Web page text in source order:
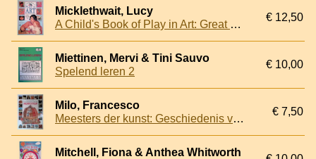
Micklethwait, Lucy
A Child's Book of Play in Art: Great Pictures, Great Fun
€ 12,50
Miettinen, Mervi & Tini Sauvo
Spelend leren 2
€ 10,00
Milo, Francesco
Meesters der kunst: Geschiedenis van de architectuur
€ 7,50
Mitchell, Fiona & Anthea Whitworth